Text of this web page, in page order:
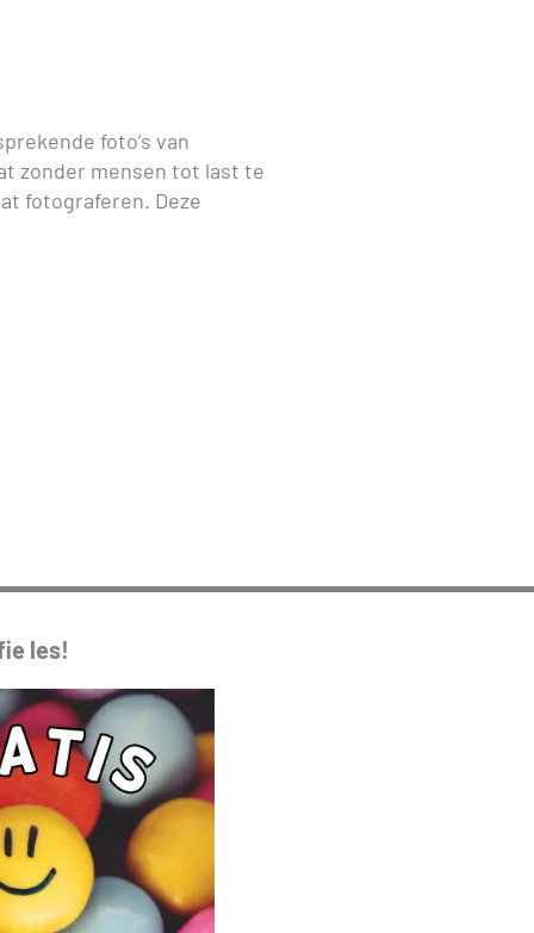
foto’s van
zonder mensen tot last te
fotograferen. Deze
les!